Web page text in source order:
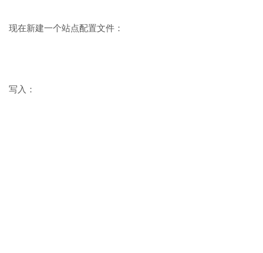
现在新建一个站点配置文件：
写入：